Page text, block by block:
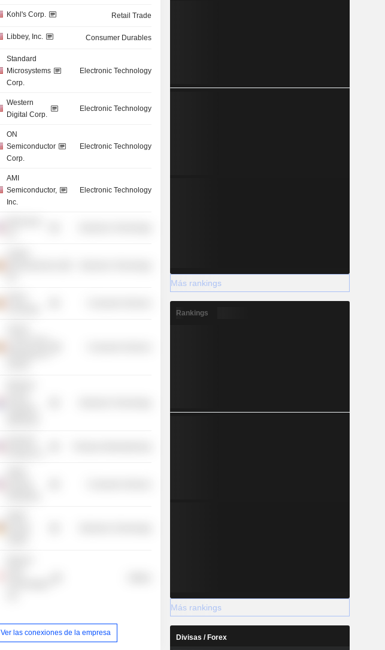
Kohl's Corp. Retail Trade
Libbey, Inc. Consumer Durables
Standard
Microsystems
Corp.
Electronic Technology
Western
Digital Corp.
Electronic Technology
ON
Semiconductor
Corp.
Electronic Technology
AMI
Semiconductor,
Inc.
Electronic Technology
Ver las conexiones de la empresa
Más rankings
Rankings
Más rankings
Divisas / Forex